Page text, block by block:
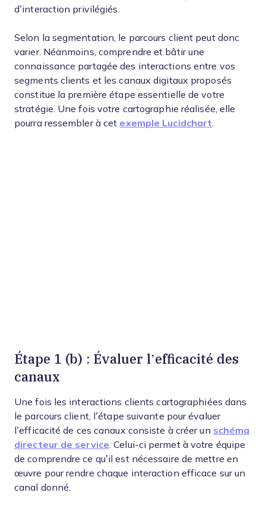
d’interaction privilégiés.
Selon la segmentation, le parcours client peut donc
varier. Néanmoins, comprendre et bâtir une
connaissance partagée des interactions entre vos
segments clients et les canaux digitaux proposés
constitue la première étape essentielle de votre
stratégie. Une fois votre cartographie réalisée, elle
pourra ressembler à cet exemple Lucidchart
Étape 1 (b) : Évaluer l’efficacité des
canaux
Une fois les interactions clients cartographiées dans
le parcours client, l’étape suivante pour évaluer
l’efficacité de ces canaux consiste à créer un schéma
directeur de service . Celui-ci permet à votre équipe
de comprendre ce qu’il est nécessaire de mettre en
œuvre pour rendre chaque interaction efficace sur un
canal donné.